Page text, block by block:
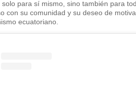
para sí mismo, sino también para
con su comunidad y su deseo de
ecuatoriano.